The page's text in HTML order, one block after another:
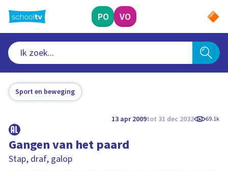
naar
hoofdinhoud
PO VO
Sport en beweging
13 apr 2009tot 31 dec 2032 69.1k
Gangen van het paard
Stap, draf, galop